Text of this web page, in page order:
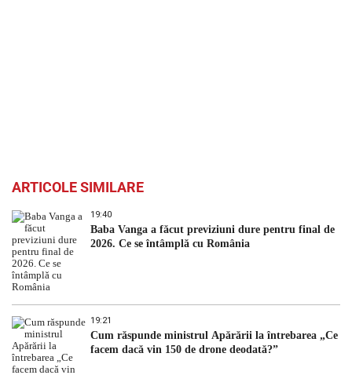
ARTICOLE SIMILARE
19:40
Baba Vanga a făcut previziuni dure pentru final de
2026. Ce se întâmplă cu România
19:21
Cum răspunde ministrul Apărării la întrebarea „Ce
facem dacă vin 150 de drone deodată?”